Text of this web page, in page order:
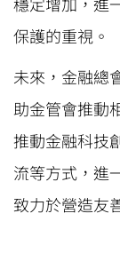
保護的重視。
未來，金融總
助金管會推動
推動金融科技
流等方式，進
致力於營造友